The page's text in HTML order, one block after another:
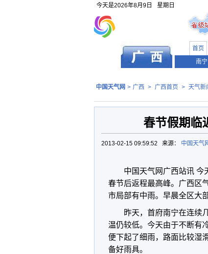
今天是2026年8月9日 星期日
首页
南宁
中国天气网 > 广西 > 广西首页 > 天气新
春节假期临
2013-02-15 09:59:52 来源： 中国天气
中国天气网广西站讯 今
春节后返程最高峰。广西区
市局部有中雨。早晨全区大
昨天，首府南宁在连续
温仍较低。今天由于不断有
便下起了细雨，路面比较湿
备好雨具。